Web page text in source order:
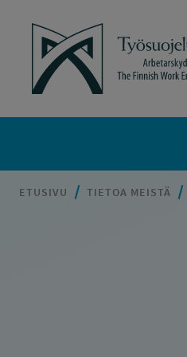
Työsuojelurahasto
ETUSIVU TIETOA MEISTÄ